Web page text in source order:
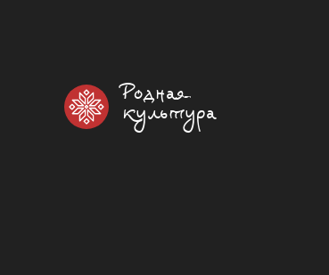
Родная
культура